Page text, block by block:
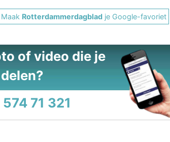
Maak Rotterdammerdagblad je Google-favoriet
of video die je
71 321